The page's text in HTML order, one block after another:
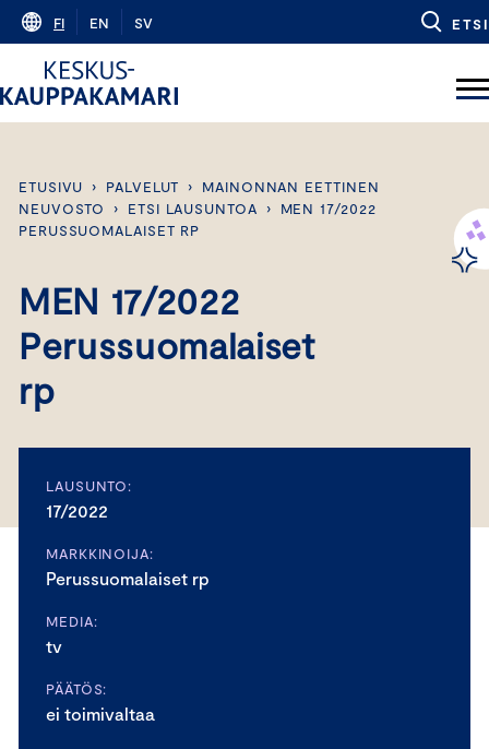
Skip
content
FI EN SV ETSI
ETUSIVU › PALVELUT ›
MAINONNAN EETTINEN
NEUVOSTO
› ETSI LAUSUNTOA ›
MEN 17/2022
PERUSSUOMALAISET RP
MEN 17/2022
Perussuomalaiset
rp
LAUSUNTO:
17/2022
MARKKINOIJA:
Perussuomalaiset rp
MEDIA:
tv
PÄÄTÖS:
ei toimivaltaa